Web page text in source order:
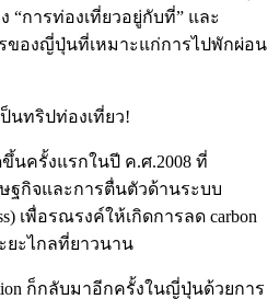
“การท่องเที่ยวอยู่กับที่” และ
ของญี่ปุ่นที่เหมาะแก่การไปพักผ่อน
ขึ้นครั้งแรกในปี ค.ศ.2008 ที่
ฐกิจและการตื่นตัวด้านระบบ
เพื่อรณรงค์ให้เกิดการลด carbon
ยะไกลที่ยาวนาน
ก็กลับมาอีกครั้งในญี่ปุ่นด้วยการ